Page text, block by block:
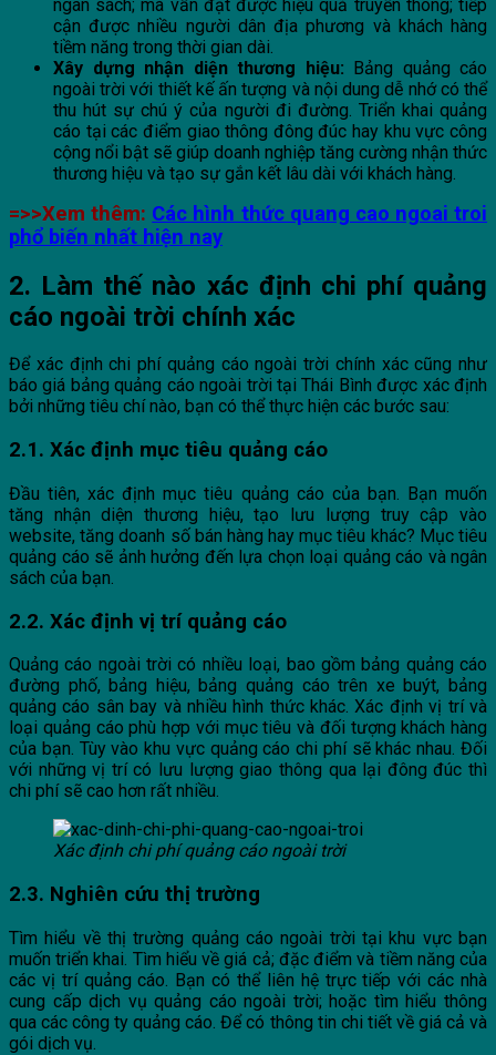
ngân sách; mà vẫn đạt được hiệu quả truyền thông; tiếp
cận được nhiều người dân địa phương và khách hàng
tiềm năng trong thời gian dài.
Xây dựng nhận diện thương hiệu: Bảng quảng cáo
ngoài trời với thiết kế ấn tượng và nội dung dễ nhớ có thể
thu hút sự chú ý của người đi đường. Triển khai quảng
cáo tại các điểm giao thông đông đúc hay khu vực công
cộng nổi bật sẽ giúp doanh nghiệp tăng cường nhận thức
thương hiệu và tạo sự gắn kết lâu dài với khách hàng.
=>>Xem thêm: Các hình thức quang cao ngoai troi
phổ biến nhất hiện nay
2. Làm thế nào xác định chi phí quảng
cáo ngoài trời chính xác
Để xác định chi phí quảng cáo ngoài trời chính xác cũng như
báo giá bảng quảng cáo ngoài trời tại Thái Bình được xác định
bởi những tiêu chí nào, bạn có thể thực hiện các bước sau:
2.1. Xác định mục tiêu quảng cáo
Đầu tiên, xác định mục tiêu quảng cáo của bạn. Bạn muốn
tăng nhận diện thương hiệu, tạo lưu lượng truy cập vào
website, tăng doanh số bán hàng hay mục tiêu khác? Mục tiêu
quảng cáo sẽ ảnh hưởng đến lựa chọn loại quảng cáo và ngân
sách của bạn.
2.2. Xác định vị trí quảng cáo
Quảng cáo ngoài trời có nhiều loại, bao gồm bảng quảng cáo
đường phố, bảng hiệu, bảng quảng cáo trên xe buýt, bảng
quảng cáo sân bay và nhiều hình thức khác. Xác định vị trí và
loại quảng cáo phù hợp với mục tiêu và đối tượng khách hàng
của bạn. Tùy vào khu vực quảng cáo chi phí sẽ khác nhau. Đối
với những vị trí có lưu lượng giao thông qua lại đông đúc thì
chi phí sẽ cao hơn rất nhiều.
Xác định chi phí quảng cáo ngoài trời
2.3. Nghiên cứu thị trường
Tìm hiểu về thị trường quảng cáo ngoài trời tại khu vực bạn
muốn triển khai. Tìm hiểu về giá cả; đặc điểm và tiềm năng của
các vị trí quảng cáo. Bạn có thể liên hệ trực tiếp với các nhà
cung cấp dịch vụ quảng cáo ngoài trời; hoặc tìm hiểu thông
qua các công ty quảng cáo. Để có thông tin chi tiết về giá cả và
gói dịch vụ.